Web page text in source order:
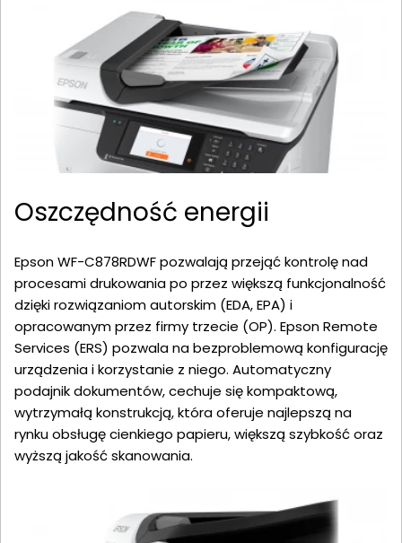
Oszczędność energii
Epson WF-C878RDWF pozwalają przejąć kontrolę nad
procesami drukowania po przez większą funkcjonalność
dzięki rozwiązaniom autorskim (EDA, EPA) i
opracowanym przez firmy trzecie (OP). Epson Remote
Services (ERS) pozwala na bezproblemową konfigurację
urządzenia i korzystanie z niego. Automatyczny
podajnik dokumentów, cechuje się kompaktową,
wytrzymałą konstrukcją, która oferuje najlepszą na
rynku obsługę cienkiego papieru, większą szybkość oraz
wyższą jakość skanowania.